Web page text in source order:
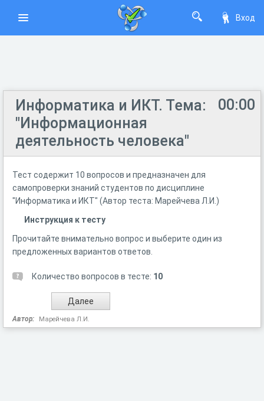
Вход
00:00
Информатика и ИКТ. Тема:
"Информационная
деятельность человека"
Тест содержит 10 вопросов и предназначен для
самопроверки знаний студентов по дисциплине
"Информатика и ИКТ" (Автор теста: Марейчева Л.И.)
Инструкция к тесту
Прочитайте внимательно вопрос и выберите один из
предложенных вариантов ответов.
Количество вопросов в тесте: 10
Автор: Марейчева Л.И.